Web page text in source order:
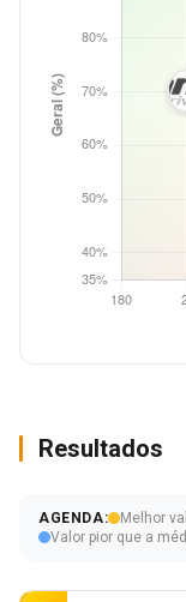
Resultados
AGENDA: Melhor
Valor pior que a